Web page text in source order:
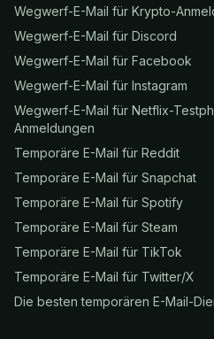
Wegwerf-E-Mail für Krypto-
Wegwerf-E-Mail für Discord
Wegwerf-E-Mail für Facebook
Wegwerf-E-Mail für Instagram
Wegwerf-E-Mail für Netflix-
Anmeldungen
Temporäre E-Mail für Reddit
Temporäre E-Mail für Snapchat
Temporäre E-Mail für Spotify
Temporäre E-Mail für Steam
Temporäre E-Mail für TikTok
Temporäre E-Mail für Twitter/X
Die besten temporären E-Mail-